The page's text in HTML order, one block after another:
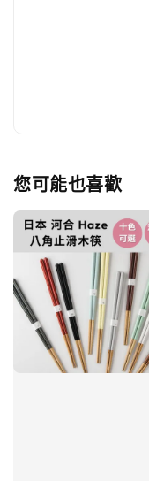
您可能也喜歡